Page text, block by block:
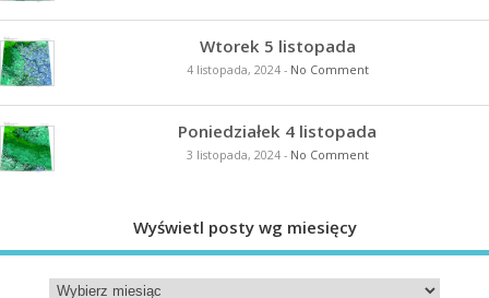
Wtorek 5 listopada
4 listopada, 2024- No Comment
Poniedziałek 4 listopada
3 listopada, 2024- No Comment
Wyświetl posty wg miesięcy